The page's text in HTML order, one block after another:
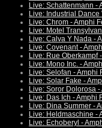
Live: Schattenmann -
Live: Industrial
Live: Chrom - Amphi
Live: Motel
Live: Calva Y Nada -
Live: Covenant -
Live: Rue Oberkampf
Live: Mono Inc. -
Live: Selofan - Amphi
Live: Solar Fake -
Live: Soror Dolorosa
Live: Das Ich - Amphi
Live: Dina Summer -
Live: Heldmaschine -
Live: Echoberyl -